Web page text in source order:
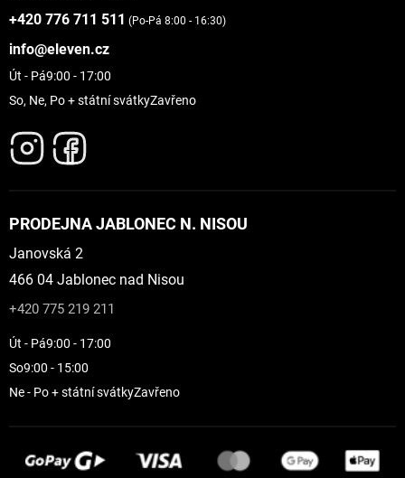
+420 776 711 511 (Po-Pá 8:00 - 16:30)
info@eleven.cz
Út - Pá9:00 - 17:00
So, Ne, Po + státní svátkyZavřeno
PRODEJNA JABLONEC N. NISOU
Janovská 2
466 04 Jablonec nad Nisou
+420 775 219 211
Út - Pá9:00 - 17:00
So9:00 - 15:00
Ne - Po + státní svátkyZavřeno